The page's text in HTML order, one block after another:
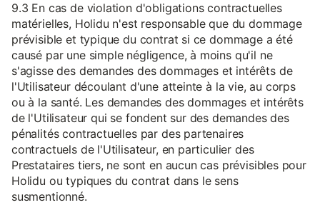
9.3 En cas de violation d'obligations contractuelles
matérielles, Holidu n'est responsable que du dommage
prévisible et typique du contrat si ce dommage a été
causé par une simple négligence, à moins qu'il ne
s'agisse des demandes des dommages et intérêts de
l'Utilisateur découlant d'une atteinte à la vie, au corps
ou à la santé. Les demandes des dommages et intérêts
de l'Utilisateur qui se fondent sur des demandes des
pénalités contractuelles par des partenaires
contractuels de l'Utilisateur, en particulier des
Prestataires tiers, ne sont en aucun cas prévisibles pour
Holidu ou typiques du contrat dans le sens
susmentionné.